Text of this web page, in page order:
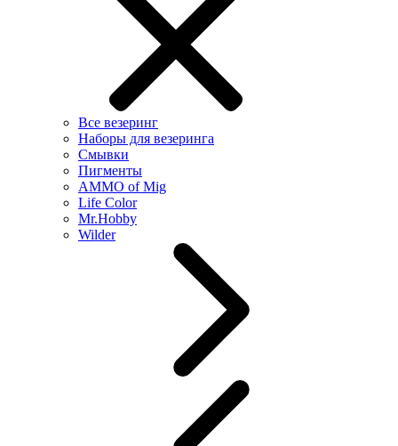
Все везеринг
Наборы для везеринга
Смывки
Пигменты
AMMO of Mig
Life Color
Mr.Hobby
Wilder